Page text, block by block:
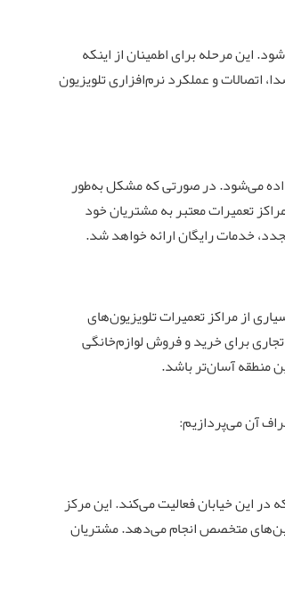
این مرحله برای اطمینان از اینکه
و عملکرد نرم‌افزاری تلویزیون
می‌شود. در صورتی که مشکل به‌طور
تعمیرات معتبر به مشتریان خود
خدمات رایگان ارائه خواهد شد.
از مراکز تعمیرات تلویزیون‌های
برای خرید و فروش لوازم‌خانگی
منطقه آسان‌تر باشد.
آن می‌پردازیم:
این خیابان فعالیت می‌کند. این مرکز
متخصص انجام می‌دهد. مشتریان